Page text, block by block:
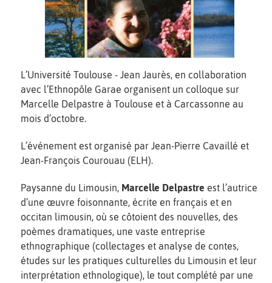
L’Université Toulouse - Jean Jaurès, en collaboration
avec l’Ethnopôle Garae organisent un colloque sur
Marcelle Delpastre à Toulouse et à Carcassonne au
mois d’octobre.
L’événement est organisé par Jean-Pierre Cavaillé et
Jean-François Courouau (ELH).
Paysanne du Limousin, Marcelle Delpastre est l’autrice
d’une œuvre foisonnante, écrite en français et en
occitan limousin, où se côtoient des nouvelles, des
poèmes dramatiques, une vaste entreprise
ethnographique (collectages et analyse de contes,
études sur les pratiques culturelles du Limousin et leur
interprétation ethnologique), le tout complété par une